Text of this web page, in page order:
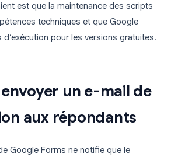
est que la maintenance des scripts
techniques et que Google
pour les versions gratuites.
un e-mail de
aux répondants
Google Forms ne notifie que le